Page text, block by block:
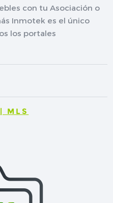
con tu Asociación o
Inmotek es el único
los portales
MLS